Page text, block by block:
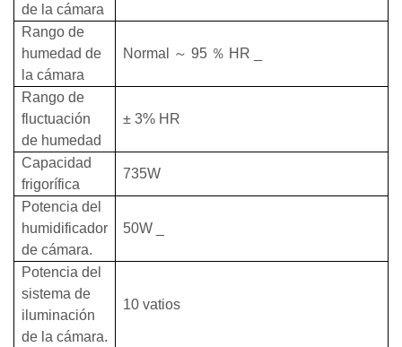
de la cámara
Rango de
humedad de
la cámara
Normal ～ 95 ％ HR
Rango de
fluctuación
de humedad
± 3% HR
Capacidad
frigorífica
735W
Potencia del
humidificador
de cámara.
50W
Potencia del
sistema de
iluminación
de la cámara.
10 vatios